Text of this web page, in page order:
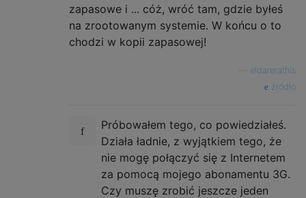
zapasowe i ... cóż, wróć tam, gdzie byłeś
na zrootowanym systemie. W końcu o to
chodzi w kopii zapasowej!
eldarerathis
źródło
Próbowałem tego, co powiedziałeś.
Działa ładnie, z wyjątkiem tego, że
nie mogę połączyć się z Internetem
za pomocą mojego abonamentu 3G.
Czy muszę zrobić jeszcze jeden